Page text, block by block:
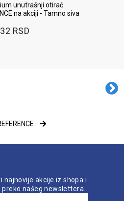
unutrašnji otirač
na akciji - Tamno siva
RSD
najnovije akcije iz shopa i
našeg newslettera.